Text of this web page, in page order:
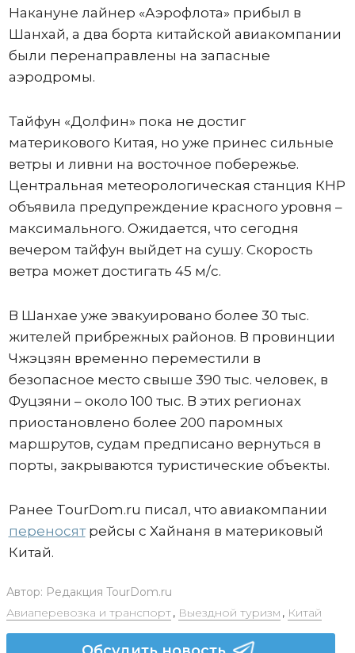
Накануне лайнер «Аэрофлота» прибыл в
Шанхай, а два борта китайской авиакомпании
были перенаправлены на запасные
аэродромы.
Тайфун «Долфин» пока не достиг
материкового Китая, но уже принес сильные
ветры и ливни на восточное побережье.
Центральная метеорологическая станция КНР
объявила предупреждение красного уровня –
максимального. Ожидается, что сегодня
вечером тайфун выйдет на сушу. Скорость
ветра может достигать 45 м/с.
В Шанхае уже эвакуировано более 30 тыс.
жителей прибрежных районов. В провинции
Чжэцзян временно переместили в
безопасное место свыше 390 тыс. человек, в
Фуцзяни – около 100 тыс. В этих регионах
приостановлено более 200 паромных
маршрутов, судам предписано вернуться в
порты, закрываются туристические объекты.
Ранее TourDom.ru писал, что авиакомпании
переносятрейсы с Хайнаня в материковый
Китай.
Автор: Редакция TourDom.ru
Авиаперевозка и транспорт, Выездной туризм , Китай